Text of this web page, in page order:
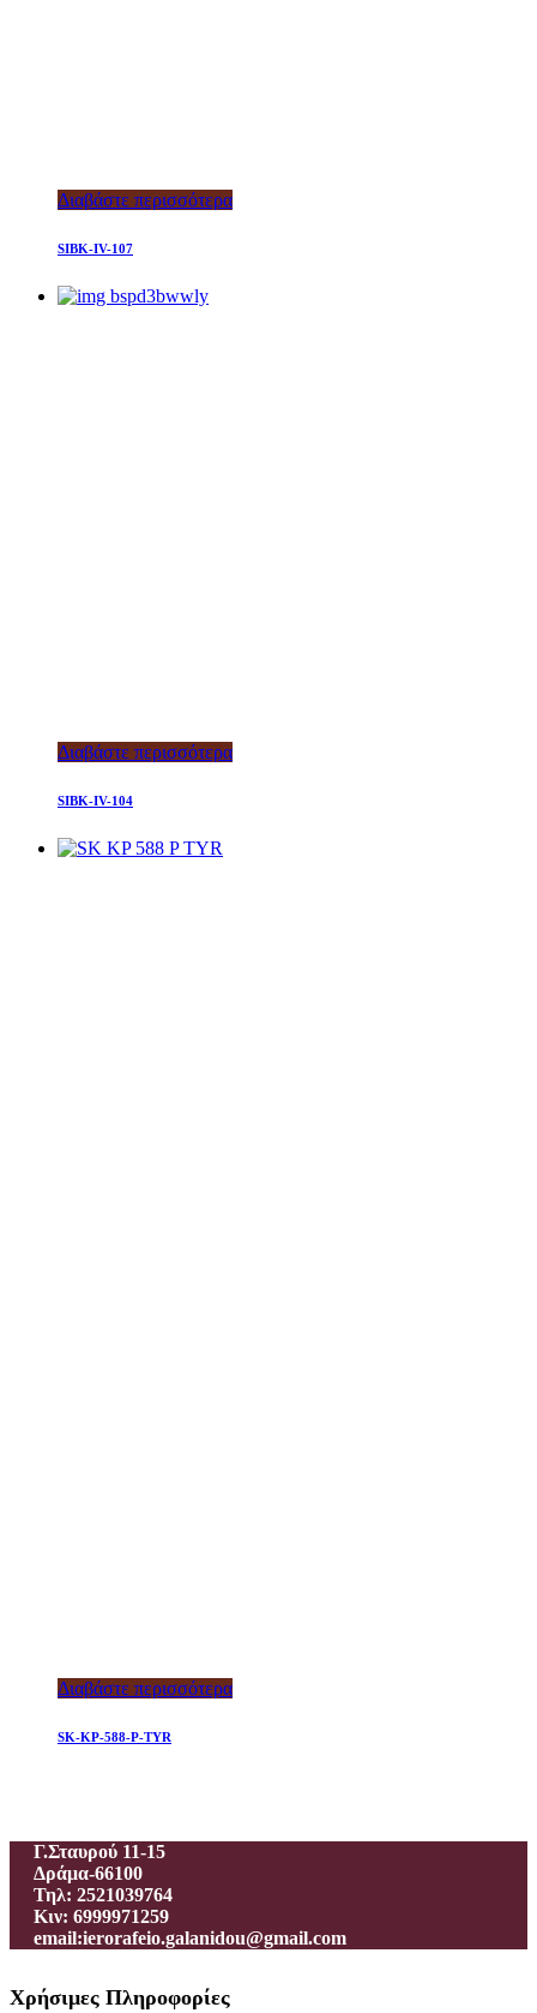
Διαβάστε περισσότερα
SIBK-IV-107
Διαβάστε περισσότερα
SIBK-IV-104
Διαβάστε περισσότερα
SK-KP-588-P-TYR
Γ.Σταυρού 11-15
Δράμα-66100
Τηλ: 2521039764
Κιν: 6999971259
email:ierorafeio.galanidou@gmail.com
Χρήσιμες Πληροφορίες